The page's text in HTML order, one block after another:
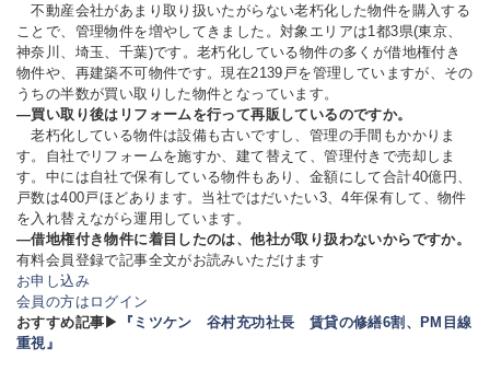
不動産会社があまり取り扱いたがらない老朽化した物件を購入する
ことで、管理物件を増やしてきました。対象エリアは1都3県(東京、
神奈川、埼玉、千葉)です。老朽化している物件の多くが借地権付き
物件や、再建築不可物件です。現在2139戸を管理していますが、その
うちの半数が買い取りした物件となっています。
―買い取り後はリフォームを行って再販しているのですか。
老朽化している物件は設備も古いですし、管理の手間もかかりま
す。自社でリフォームを施すか、建て替えて、管理付きで売却しま
す。中には自社で保有している物件もあり、金額にして合計40億円、
戸数は400戸ほどあります。当社ではだいたい3、4年保有して、物件
を入れ替えながら運用しています。
―借地権付き物件に着目したのは、他社が取り扱わないからですか。
有料会員登録で記事全文がお読みいただけます
お申し込み
会員の方はログイン
おすすめ記事▶
『ミツケン 谷村充功社長 賃貸の修繕6割、PM目線
重視』